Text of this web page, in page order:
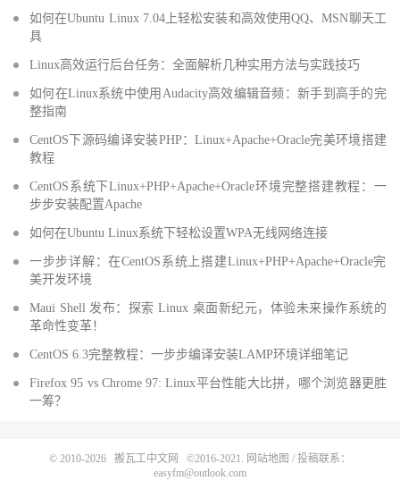
如何在Ubuntu Linux 7.04上轻松安装和高效使用QQ、MSN聊天工
具
Linux高效运行后台任务：全面解析几种实用方法与实践技巧
如何在Linux系统中使用Audacity高效编辑音频：新手到高手的完
整指南
CentOS下源码编译安装PHP：Linux+Apache+Oracle完美环境搭建
教程
CentOS系统下Linux+PHP+Apache+Oracle环境完整搭建教程：一
步步安装配置Apache
如何在Ubuntu Linux系统下轻松设置WPA无线网络连接
一步步详解：在CentOS系统上搭建Linux+PHP+Apache+Oracle完
美开发环境
Maui Shell 发布：探索 Linux 桌面新纪元，体验未来操作系统的
革命性变革！
CentOS 6.3完整教程：一步步编译安装LAMP环境详细笔记
Firefox 95 vs Chrome 97: Linux平台性能大比拼，哪个浏览器更胜
一筹？
© 2010-2026 搬瓦工中文网 ©2016-2021. 网站地图 / 投稿联系：
easyfm@outlook.com